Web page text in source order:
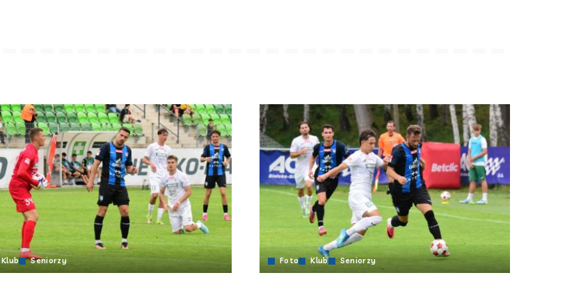
Klub Seniorzy Foto Klub Seniorzy